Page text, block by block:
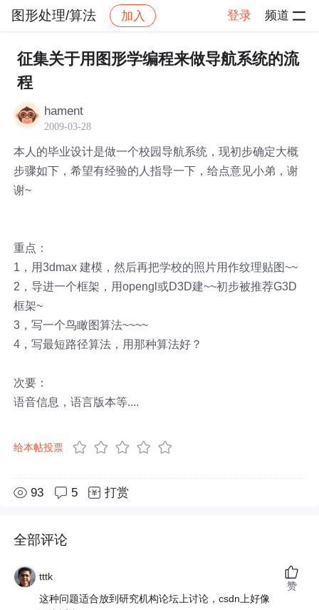
图形处理/算法 加入 登录 频道
社区 图形处理/算法 帖子详情
征集关于用图形学编程来做导航系统的流
程
hament
2009-03-28
本人的毕业设计是做一个校园导航系统，现初步确定大概
步骤如下，希望有经验的人指导一下，给点意见小弟，谢
谢~
重点：
1，用3dmax 建模，然后再把学校的照片用作纹理贴图~~
2，导进一个框架，用opengl或D3D建~~初步被推荐G3D
框架~
3，写一个鸟瞰图算法~~~~
4，写最短路径算法，用那种算法好？
次要：
语音信息，语言版本等....
给本帖投票
93 5 打赏
全部评论
tttk
这种问题适合放到研究机构论坛上讨论，csdn上好像
赞